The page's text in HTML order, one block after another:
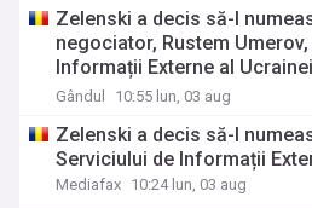
Zelenski a decis să-l
negociator, Rustem
Informații Externe al
în scandalul de corupție
Gândul 10:55 lun, 03 aug
Zelenski a decis să-l
Serviciului de Informații
Mediafax 10:24 lun, 03 aug